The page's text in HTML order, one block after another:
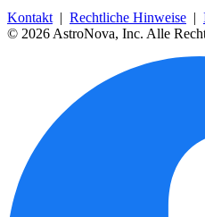
Kontakt | Rechtliche Hinweise |
© 2026 AstroNova, Inc. Alle